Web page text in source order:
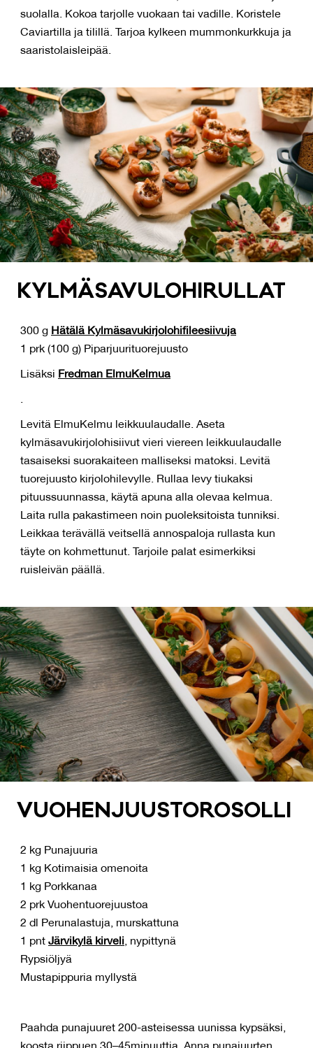
suolalla. Kokoa tarjolle vuokaan tai vadille. Koristele
Caviartilla ja tilillä. Tarjoa kylkeen mummonkurkkuja ja
saaristolaisleipää.
KYL­MÄ­SA­VU­LO­HI­RUL­LAT
300 g Hätälä Kylmäsavukirjolohifileesiivuja
1 prk (100 g) Piparjuurituorejuusto
Lisäksi Fredman ElmuKelmua
.
Levitä ElmuKelmu leikkuulaudalle. Aseta
kylmäsavukirjolohisiivut vieri viereen leikkuulaudalle
tasaiseksi suorakaiteen malliseksi matoksi. Levitä
tuorejuusto kirjolohilevylle. Rullaa levy tiukaksi
pituussuunnassa, käytä apuna alla olevaa kelmua.
Laita rulla pakastimeen noin puoleksitoista tunniksi.
Leikkaa terävällä veitsellä annospaloja rullasta kun
täyte on kohmettunut. Tarjoile palat esimerkiksi
ruisleivän päällä.
VUO­HEN­JUUS­TO­RO­SOL­LI
2 kg Punajuuria
1 kg Kotimaisia omenoita
1 kg Porkkanaa
2 prk Vuohentuorejuustoa
2 dl Perunalastuja, murskattuna
1 pnt Järvikylä kirveli, nypittynä
Rypsiöljyä
Mustapippuria myllystä
Paahda punajuuret 200-asteisessa uunissa kypsäksi,